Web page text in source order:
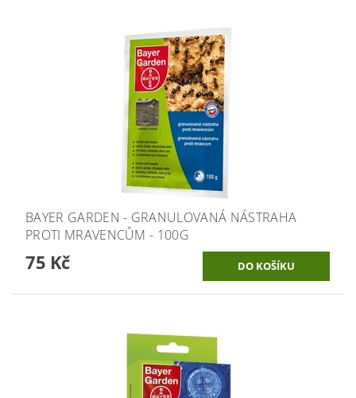
BAYER GARDEN - GRANULOVANÁ NÁSTRAHA
PROTI MRAVENCŮM - 100G
75 Kč